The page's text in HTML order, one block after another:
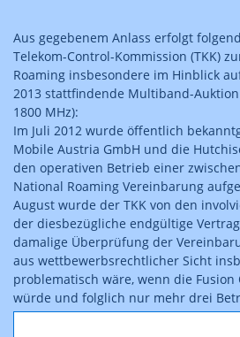
Aus gegebenem Anlass erfolgt
Telekom-Control-Kommission (TKK)
Roaming insbesondere im Hinblick
2013 stattfindende Multiband-Auktion
1800 MHz):
Im Juli 2012 wurde öffentlich
Mobile Austria GmbH und die
den operativen Betrieb einer
National Roaming Vereinbarung
August wurde der TKK von den
der diesbezügliche endgültige
damalige Überprüfung der
aus wettbewerbsrechtlicher Sicht
problematisch wäre, wenn die Fusion
würde und folglich nur mehr drei
wären. Die entsprechende